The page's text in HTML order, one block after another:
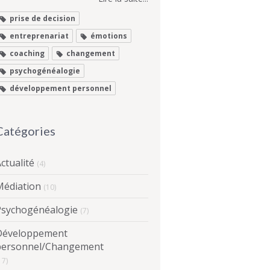
prise de decision
entreprenariat
émotions
coaching
changement
psychogénéalogie
développement personnel
(4)
(10)
(7)
Changement